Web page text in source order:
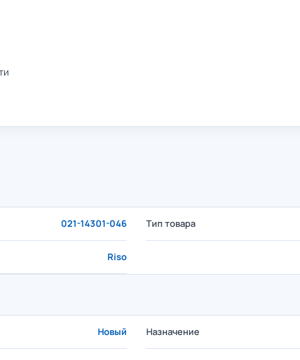
021-14301-046 Тип товара
Riso
Новый Назначение